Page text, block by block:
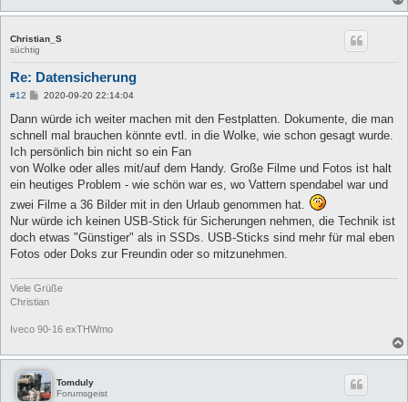
Christian_S
süchtig
Re: Datensicherung
#12
B
i
r
a
2020-09-20 22:14:04
Dann würde ich weiter machen mit den Festplatten. Dokumente, die man
schnell mal brauchen könnte evtl. in die Wolke, wie schon gesagt wurde.
Ich persönlich bin nicht so ein Fan
von Wolke oder alles mit/auf dem Handy. Große Filme und Fotos ist halt
ein heutiges Problem - wie schön war es, wo Vattern spendabel war und
zwei Filme a 36 Bilder mit in den Urlaub genommen hat.
Nur würde ich keinen USB-Stick für Sicherungen nehmen, die Technik ist
doch etwas "Günstiger" als in SSDs. USB-Sticks sind mehr für mal eben
Fotos oder Doks zur Freundin oder so mitzunehmen.
Viele Grüße
Christian
Iveco 90-16 exTHWmo
Tomduly
Forumsgeist